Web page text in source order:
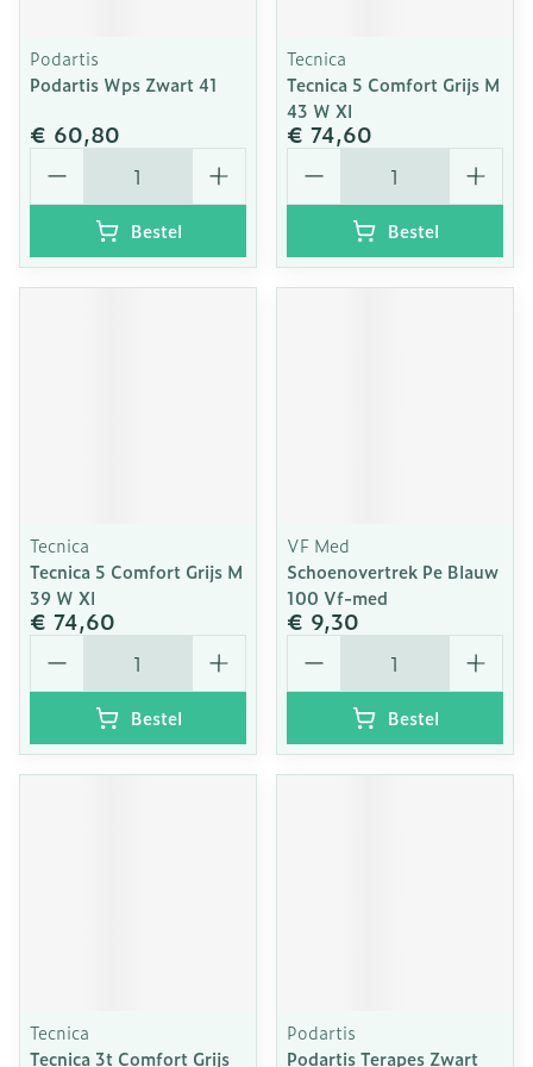
Podartis
Podartis Wps Zwart 41
€ 60,80
Aantal
Bestel
Tecnica
Tecnica 5 Comfort Grijs M
43 W Xl
€ 74,60
Aantal
Bestel
Tecnica
Tecnica 5 Comfort Grijs M
39 W Xl
€ 74,60
Aantal
Bestel
VF Med
Schoenovertrek Pe Blauw
100 Vf-med
€ 9,30
Aantal
Bestel
Tecnica
Tecnica 3t Comfort Grijs
Podartis
Podartis Terapes Zwart